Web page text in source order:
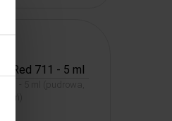
Red 711 - 5 ml